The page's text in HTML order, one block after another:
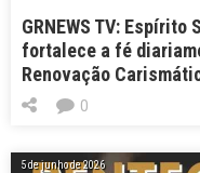
GRNEWS TV:
fortalece a fé
Renovação
0
5 de junho de 2026